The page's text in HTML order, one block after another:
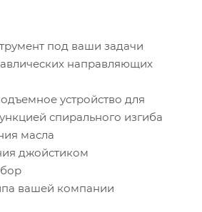
под ваши задачи
направляющих
устройство для
спирального изгиба
масла
джойстиком
вашей компании